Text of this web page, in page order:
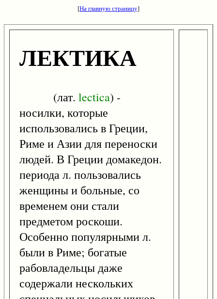
[На главную страницу]
ЛЕКТИКА
(лат. lectica) -
носилки, которые
использовались в Греции,
Риме и Азии для переноски
людей. В Греции домакедон.
периода л. пользовались
женщины и больные, со
временем они стали
предметом роскоши.
Особенно популярными л.
были в Риме; богатые
рабовладельцы даже
содержали нескольких